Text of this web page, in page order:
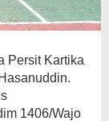
Persit Kartika
1406/Wajo